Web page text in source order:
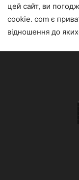
цей сайт, ви
cookie. com є
відношення до